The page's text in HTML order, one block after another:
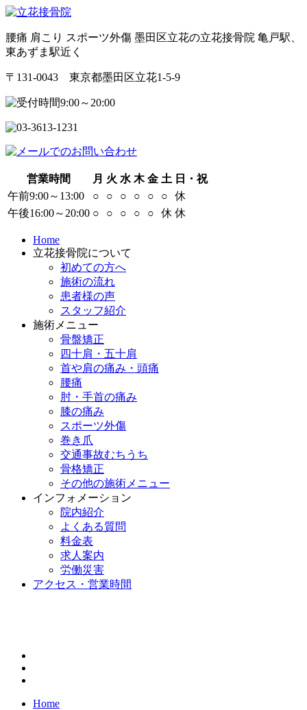
腰痛 肩こり スポーツ外傷 墨田区立花の立花接骨院 亀戸駅、
東あずま駅近く
〒131-0043 東京都墨田区立花1-5-9
営業時間 月 火 水 木 金 土 日・祝
午前9:00～13:00
○ ○ ○ ○ ○ ○
休
午後16:00～20:00 ○ ○ ○ ○ ○ 休 休
Home
立花接骨院について
初めての方へ
施術の流れ
患者様の声
スタッフ紹介
施術メニュー
骨盤矯正
四十肩・五十肩
首や肩の痛み・頭痛
腰痛
肘・手首の痛み
膝の痛み
スポーツ外傷
巻き爪
交通事故むちうち
骨格矯正
その他の施術メニュー
インフォメーション
院内紹介
よくある質問
料金表
求人案内
労働災害
アクセス・営業時間
Home